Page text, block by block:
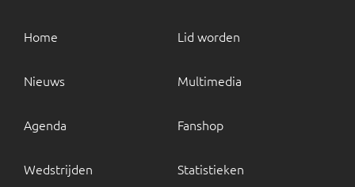
Home
Nieuws
Agenda
Wedstrijden
Lid worden
Multimedia
Fanshop
Statistieken